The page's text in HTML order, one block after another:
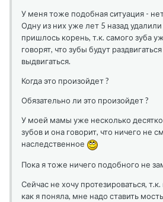
У меня тоже подобная ситуация -
Одну из них уже лет 5 назад удалили
пришлось корень, т.к. самого зуба
говорят, что зубы будут
выдвигаться.
Когда это произойдет ?
Обязательно ли это произойдет ?
У моей мамы уже несколько
зубов и она говорит, что ничего не
наследственное
Пока я тоже ничего подобного не
Сейчас не хочу протезироваться,
как я поняла, мне надо ставить